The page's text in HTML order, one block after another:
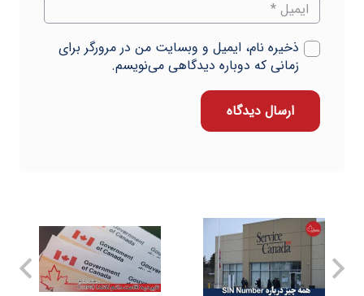
ذخیره نام، ایمیل و وبسایت من در مرورگر برای
زمانی که دوباره دیدگاهی می‌نویسم.
ارسال دیدگاه